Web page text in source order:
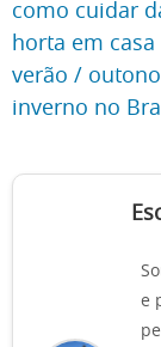
como cuidar
horta em casa
verão /
inverno no
e